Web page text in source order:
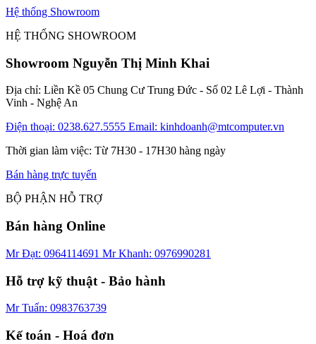
Hệ thống Showroom
HỆ THỐNG SHOWROOM
Showroom Nguyễn Thị Minh Khai
Địa chỉ: Liền Kề 05 Chung Cư Trung Đức - Số 02 Lê Lợi - Thành
Vinh - Nghệ An
Điện thoại: 0238.627.5555 Email: kinhdoanh@mtcomputer.vn
Thời gian làm việc: Từ 7H30 - 17H30 hàng ngày
Bán hàng trực tuyến
BỘ PHẬN HỖ TRỢ
Bán hàng Online
Mr Đạt: 0964114691 Mr Khanh: 0976990281
Hỗ trợ kỹ thuật - Bảo hành
Mr Tuấn: 0983763739
Kế toán - Hoá đơn